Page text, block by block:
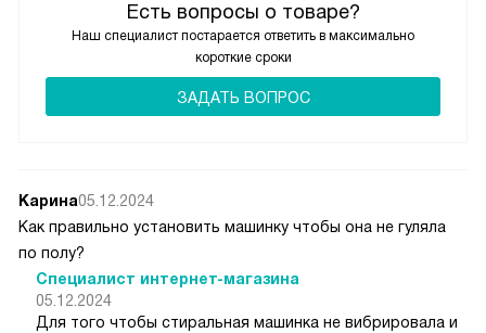
Есть вопросы о товаре?
Наш специалист постарается ответить в максимально
короткие сроки
ЗАДАТЬ ВОПРОС
Карина05.12.2024
Как правильно установить машинку чтобы она не гуляла
по полу?
Специалист интернет-магазина
05.12.2024
Для того чтобы стиральная машинка не вибрировала и